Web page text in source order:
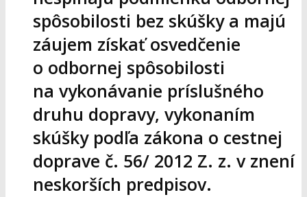
spôsobilosti bez skúšky a majú
záujem získať osvedčenie
o odbornej spôsobilosti
na vykonávanie príslušného
druhu dopravy, vykonaním
skúšky podľa zákona o cestnej
doprave č. 56/ 2012 Z. z. v znení
neskorších predpisov.